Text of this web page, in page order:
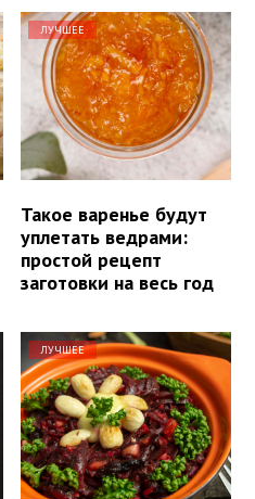
ЛУЧШЕЕ
Такое варенье будут
уплетать ведрами:
простой рецепт
заготовки на весь год
ЛУЧШЕЕ